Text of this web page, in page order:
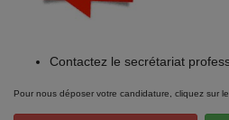
Contactez le secrétariat
Pour nous déposer votre candidature, cliquez sur